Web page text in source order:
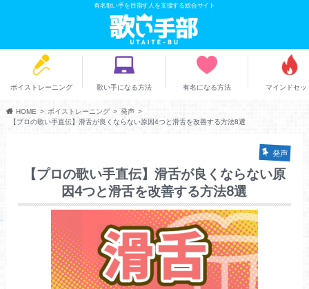
有名歌い手を目指す人を支援する総合サイト
ボイストレーニング 歌い手になる方法 有名になる方法 マインドセッ
HOME ボイストレーニング
発声
【プロの歌い手直伝】滑舌が良くならない原因4つと滑舌を改善する方法8選
発声
【プロの歌い手直伝】滑舌が良くならない原
因4つと滑舌を改善する方法8選